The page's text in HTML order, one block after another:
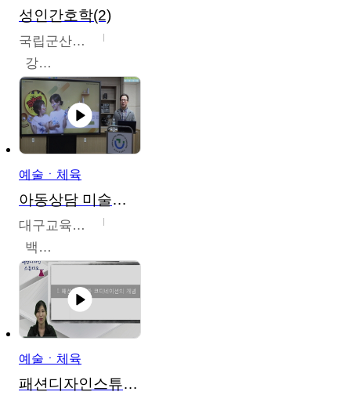
성인간호학(2)
국립군산대학교
강경아
예술ㆍ체육
아동상담 미술치료
대구교육대학교
백중열
예술ㆍ체육
패션디자인스튜디오